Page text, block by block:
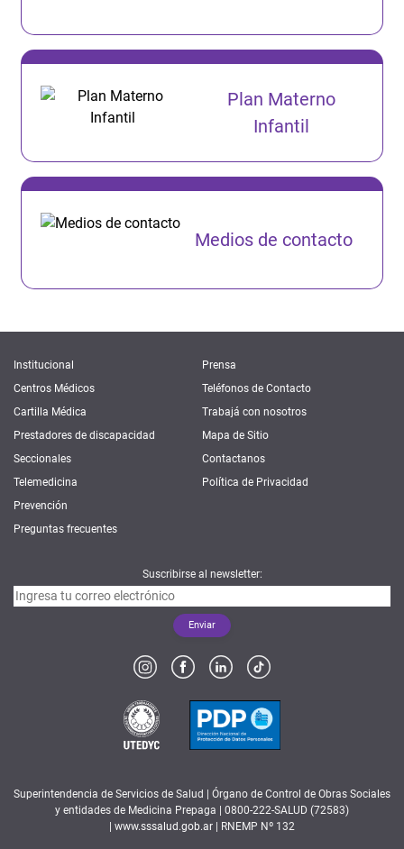
Plan Materno
Infantil
Medios de contacto
Institucional
Centros Médicos
Cartilla Médica
Prestadores de discapacidad
Seccionales
Telemedicina
Prevención
Preguntas frecuentes
Prensa
Teléfonos de Contacto
Trabajá con nosotros
Mapa de Sitio
Contactanos
Política de Privacidad
Suscribirse al newsletter:
Superintendencia de Servicios de Salud | Órgano de Control de Obras Sociales
y entidades de Medicina Prepaga | 0800-222-SALUD (72583)
www.sssalud.gob.ar | RNEMP Nº 132